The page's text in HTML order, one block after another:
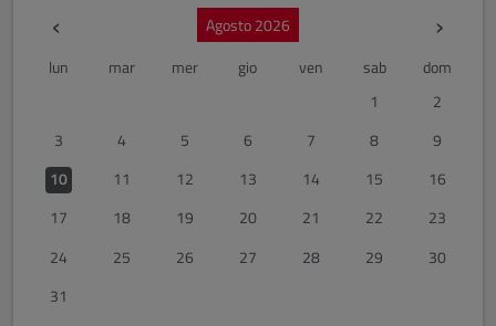
‹ Mese precedente
Agosto 2026 ›
lun mar mer gio ven sab
dom
1
2
3
4 5 6 7 8
9
10
11 12 13 14 15
16
17
18 19 20 21 22
23
24
25 26 27 28 29
30
31